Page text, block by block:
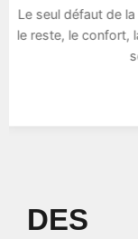
Le seul défaut de
le reste, le confort,
DES